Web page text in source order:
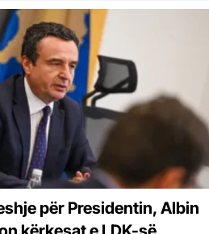
për Presidentin, Albin